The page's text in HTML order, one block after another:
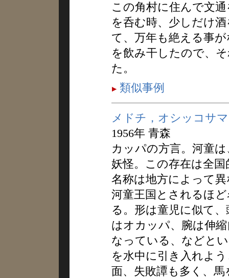
この角村に住んで文
を呑む時、少しだけ
て、万年も絶える事
を飲み干したので、
た。
類似事例
メドチ，オシッコサ
1956年 青森
カッパの方言。河童
妖怪。この存在は全
名称は地方によって
河童王国とされるほ
る。形は童児に似て
はオカッパ、腕は伸
なっている、などと
を水中に引き入れよ
面、失敗譚も多く、